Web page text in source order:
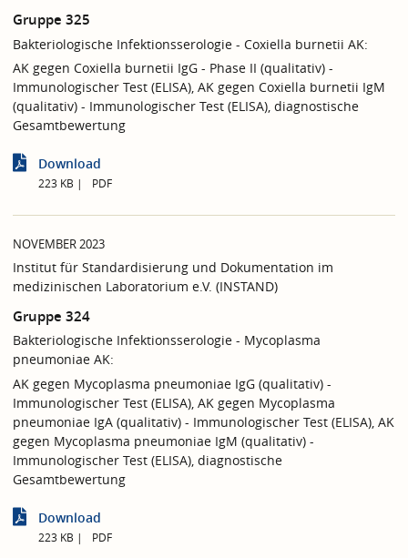
Gruppe 325
Bakteriologische Infektionsserologie - Coxiella burnetii AK:
AK gegen Coxiella burnetii IgG - Phase II (qualitativ) -
Immunologischer Test (ELISA), AK gegen Coxiella burnetii IgM
(qualitativ) - Immunologischer Test (ELISA), diagnostische
Gesamtbewertung
Download
223 KB PDF
NOVEMBER 2023
Institut für Standardisierung und Dokumentation im
medizinischen Laboratorium e.V. (INSTAND)
Gruppe 324
Bakteriologische Infektionsserologie - Mycoplasma
pneumoniae AK:
AK gegen Mycoplasma pneumoniae IgG (qualitativ) -
Immunologischer Test (ELISA), AK gegen Mycoplasma
pneumoniae IgA (qualitativ) - Immunologischer Test (ELISA), AK
gegen Mycoplasma pneumoniae IgM (qualitativ) -
Immunologischer Test (ELISA), diagnostische
Gesamtbewertung
Download
223 KB PDF